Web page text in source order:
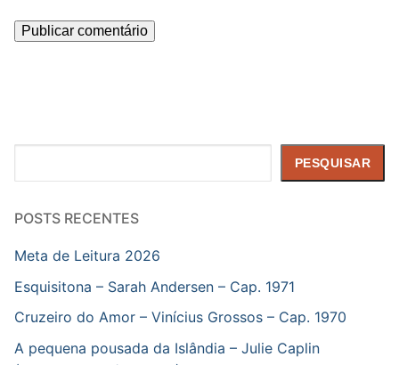
PESQUISAR
POSTS RECENTES
Meta de Leitura 2026
Esquisitona – Sarah Andersen – Cap. 1971
Cruzeiro do Amor – Vinícius Grossos – Cap. 1970
A pequena pousada da Islândia – Julie Caplin